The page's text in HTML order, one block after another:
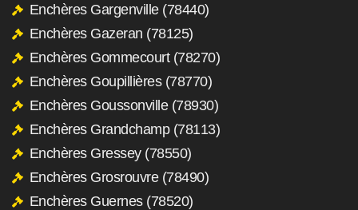
Enchères Gargenville (78440)
Enchères Gazeran (78125)
Enchères Gommecourt (78270)
Enchères Goupillières (78770)
Enchères Goussonville (78930)
Enchères Grandchamp (78113)
Enchères Gressey (78550)
Enchères Grosrouvre (78490)
Enchères Guernes (78520)